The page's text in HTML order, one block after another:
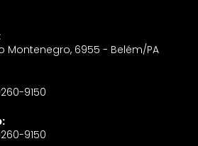
Montenegro, 6955 - Belém/PA
9150
9150